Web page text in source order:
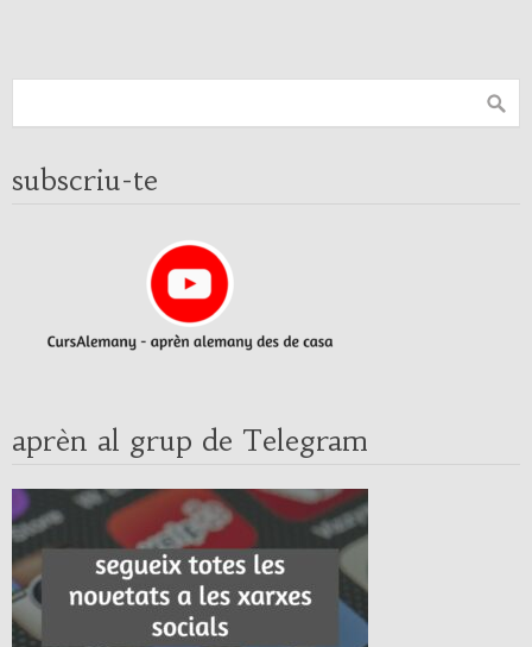
subscriu-te
aprèn al grup de Telegram